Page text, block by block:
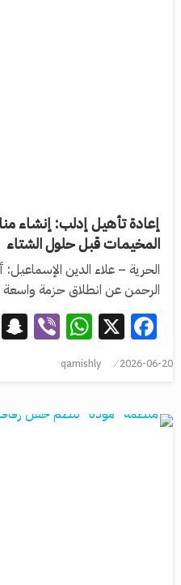
إعادة تأهيل إدلب: إنشاء
المخيمات قبل حلول الشتاء
الحرية – علاء الدين
الرحمن عن انطلاق حزمة
Facebook
X
2026-06-20
qamishly